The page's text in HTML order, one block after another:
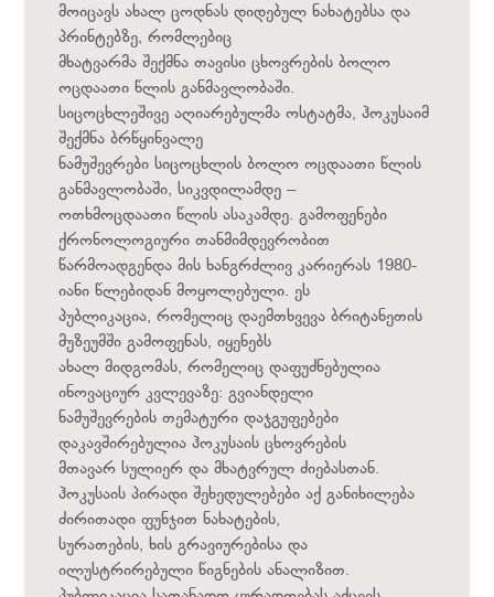
მოიცავს ახალ ცოდნას დიდებულ ნახატებსა და
პრინტებზე, რომლებიც
მხატვარმა შექმნა თავისი ცხოვრების ბოლო
ოცდაათი წლის განმავლობაში.
სიცოცხლეშივე აღიარებულმა ოსტატმა, ჰოკუსაიმ
შექმნა ბრწყინვალე
ნამუშევრები სიცოცხლის ბოლო ოცდაათი წლის
განმავლობაში, სიკვდილამდე –
ოთხმოცდაათი წლის ასაკამდე. გამოფენები
ქრონოლოგიური თანმიმდევრობით
წარმოადგენდა მის ხანგრძლივ კარიერას 1980-
იანი წლებიდან მოყოლებული. ეს
პუბლიკაცია, რომელიც დაემთხვევა ბრიტანეთის
მუზეუმში გამოფენას, იყენებს
ახალ მიდგომას, რომელიც დაფუძნებულია
ინოვაციურ კვლევაზე: გვიანდელი
ნამუშევრების თემატური დაჯგუფებები
დაკავშირებულია ჰოკუსაის ცხოვრების
მთავარ სულიერ და მხატვრულ ძიებასთან.
ჰოკუსაის პირადი შეხედულებები აქ განიხილება
ძირითადი ფუნჯით ნახატების,
სურათების, ხის გრავიურებისა და
ილუსტრირებული წიგნების ანალიზით.